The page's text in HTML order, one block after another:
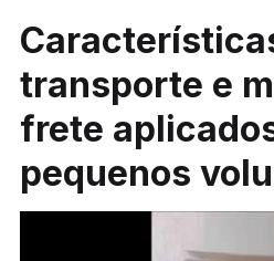
transporte e
frete
pequenos